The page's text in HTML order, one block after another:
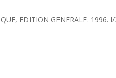
EDITION GENERALE. 1996.